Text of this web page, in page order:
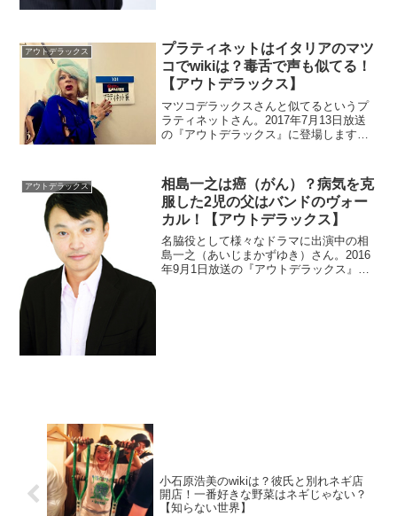
アウトデラックス
プラティネットはイタリアのマツ
コでwikiは？毒舌で声も似てる！
【アウトデラックス】
マツコデラックスさんと似てるというプ
ラティネットさん。2017年7月13日放送
の『アウトデラックス』に登場します。
アウトデラックス
相島一之は癌（がん）？病気を克
服した2児の父はバンドのヴォー
カル！【アウトデラックス】
名脇役として様々なドラマに出演中の相
島一之（あいじまかずゆき）さん。2016
年9月1日放送の『アウトデラックス』に
小石原浩美のwikiは？彼氏と別れネギ店
開店！一番好きな野菜はネギじゃない？
【知らない世界】